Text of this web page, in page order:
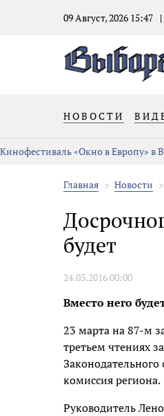
09 Август, 2026 15:47
НОВОСТИ
Кинофестиваль «Окно в Европу» в
Главная Новости
будет
24.03.2016 00:00
Вместо него
23 марта на 87-м
третьем чтениях
комиссия региона.
Руководитель